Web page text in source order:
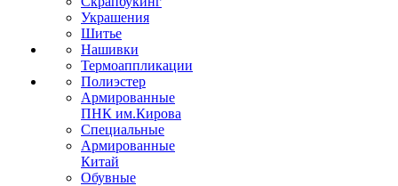
Украшения
Шитье
Нашивки
Термоаппликации
Полиэстер
Армированные
ПНК им.Кирова
Специальные
Армированные
Китай
Обувные